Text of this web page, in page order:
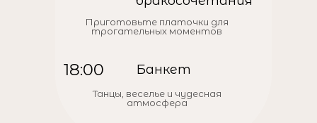
18:00 Банкет
Приготовьте платочки для
трогательных моментов
Танцы, веселье и чудесная
атмосфера